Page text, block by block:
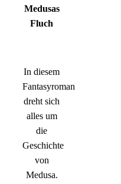
Medusas
Fluch
In diesem
Fantasyroman
dreht sich
alles um
die
Geschichte
von
Medusa.